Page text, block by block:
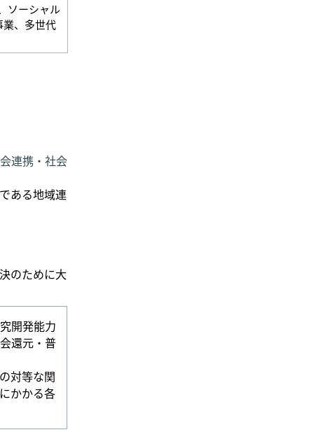
ソーシャル
業、多世代
連携・社会
ある地域連
のために大
開発能力
還元・普
対等な関
かかる各